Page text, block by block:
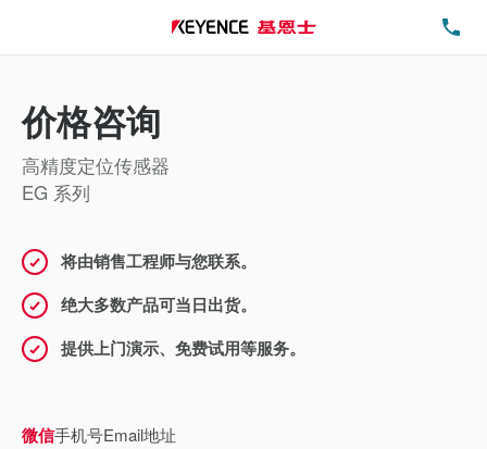
价格咨询
高精度定位传感器
EG 系列
将由销售工程师与您联系。
绝大多数产品可当日出货。
提供上门演示、免费试用等服务。
微信手机号Email地址